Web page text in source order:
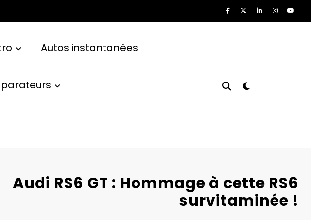
Autos instantanées
Audi RS6 GT : Hommage à cette RS6
survitaminée !